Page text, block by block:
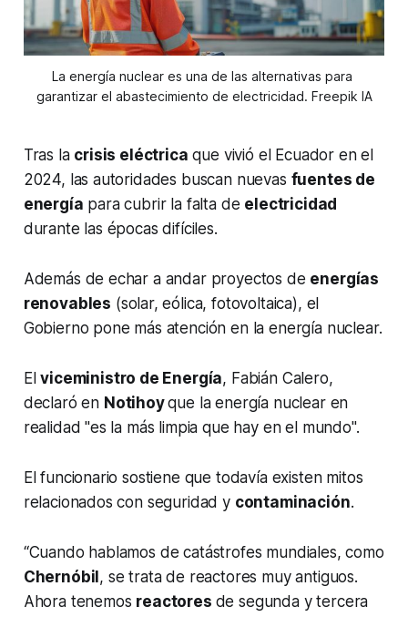
La energía nuclear es una de las alternativas para
garantizar el abastecimiento de electricidad. Freepik IA
Tras la crisis eléctrica que vivió el Ecuador en el
2024, las autoridades buscan nuevas fuentes de
energía para cubrir la falta de electricidad
durante las épocas difíciles.
Además de echar a andar proyectos de energías
renovables (solar, eólica, fotovoltaica), el
Gobierno pone más atención en la energía nuclear.
Elviceministro de Energía, Fabián Calero,
declaró en Notihoyque la energía nuclear en
realidad "es la más limpia que hay en el mundo".
El funcionario sostiene que todavía existen mitos
relacionados con seguridad y contaminación.
“Cuando hablamos de catástrofes mundiales, como
Chernóbil , se trata de reactores muy antiguos.
Ahora tenemos reactores de segunda y tercera